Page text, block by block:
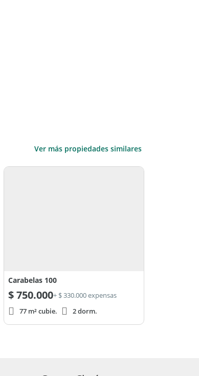
Ver más propiedades similares
Carabelas 100
$750.000+ $ 330.000 expensas
77 m² cubie.
2 dorm.